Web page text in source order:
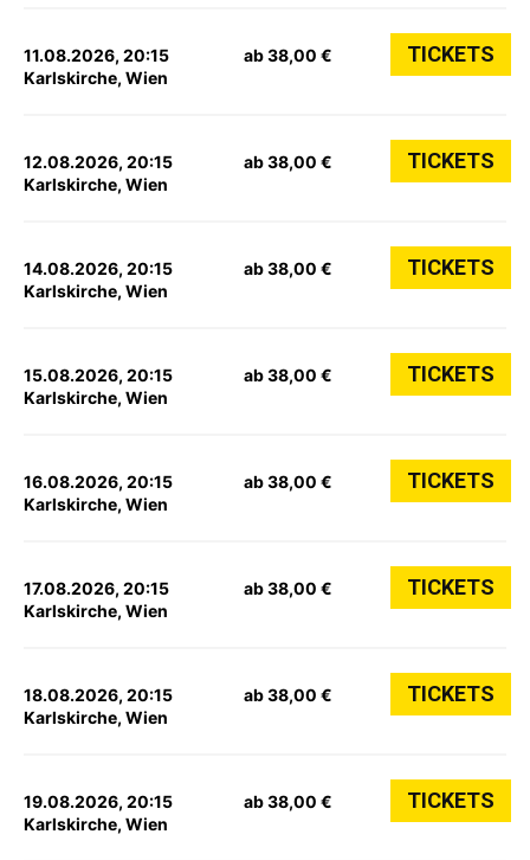
11.08.2026, 20:15
Karlskirche, Wien
ab 38,00 € TICKETS
12.08.2026, 20:15
Karlskirche, Wien
ab 38,00 € TICKETS
14.08.2026, 20:15
Karlskirche, Wien
ab 38,00 € TICKETS
15.08.2026, 20:15
Karlskirche, Wien
ab 38,00 € TICKETS
16.08.2026, 20:15
Karlskirche, Wien
ab 38,00 € TICKETS
17.08.2026, 20:15
Karlskirche, Wien
ab 38,00 € TICKETS
18.08.2026, 20:15
Karlskirche, Wien
ab 38,00 € TICKETS
19.08.2026, 20:15
Karlskirche, Wien
ab 38,00 € TICKETS